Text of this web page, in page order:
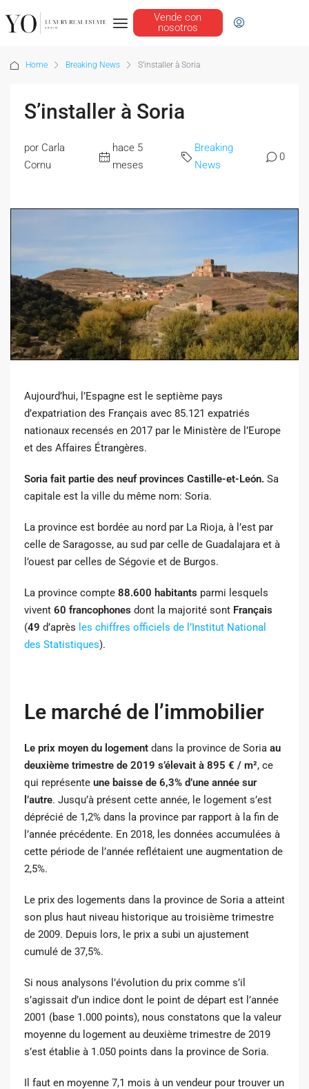
Vende con
nosotros
Home Breaking News S’installer à Soria
S’installer à Soria
por Carla
Cornu
hace 5
meses
Breaking
News
0
Aujourd’hui, l’Espagne est le septième pays
d’expatriation des Français avec 85.121 expatriés
nationaux recensés en 2017 par le Ministère de l’Europe
et des Affaires Étrangères.
Soria fait partie des neuf provinces Castille-et-León. Sa
capitale est la ville du même nom: Soria.
La province est bordée au nord par La Rioja, à l’est par
celle de Saragosse, au sud par celle de Guadalajara et à
l’ouest par celles de Ségovie et de Burgos.
La province compte 88.600 habitants parmi lesquels
vivent 60 francophones dont la majorité sont Français
(49 d’après ​ les chiffres officiels de l’Institut National
des Statistiques​).
Le marché de l’immobilier
Le prix moyen du logement dans la province de Soria au
deuxième trimestre de 2019 s’élevait à 895 € / m², ce
qui représente une baisse de 6,3% d’une année sur
l’autre. Jusqu’à présent cette année, le logement s’est
déprécié de 1,2% dans la province par rapport à la fin de
l’année précédente. En 2018, les données accumulées à
cette période de l’année reflétaient une augmentation de
2,5%.
Le prix des logements dans la province de Soria a atteint
son plus haut niveau historique au troisième trimestre
de 2009. Depuis lors, le prix a subi un ajustement
cumulé de 37,5%.
Si nous analysons l’évolution du prix comme s’il
s’agissait d’un indice dont le point de départ est l’année
2001 (base 1.000 points), nous constatons que la valeur
moyenne du logement au deuxième trimestre de 2019
s’est établie à 1.050 points dans la province de Soria.
Il faut en moyenne 7,1 mois à un vendeur pour trouver un